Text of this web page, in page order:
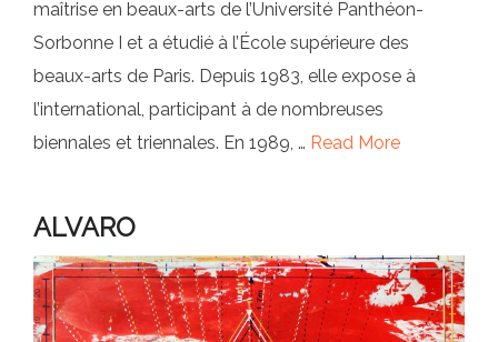
maîtrise en beaux-arts de l’Université Panthéon-
Sorbonne I et a étudié à l’École supérieure des
beaux-arts de Paris. Depuis 1983, elle expose à
l’international, participant à de nombreuses
biennales et triennales. En 1989, … Read More
ALVARO